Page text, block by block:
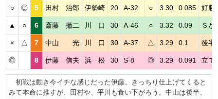
○ ◎ 5 田村 治郎 伊勢崎 20 A-32 ○ 3.30 0.085 好勝
▲ ○ 6 斎藤 撤二 川 口 30 A-46 ○ 3.32 0.09 Ｓが
× △ 7 中山 光 川 口 30 A-37 △ 3.29 0.1 後半
◎ 8 伊藤 信夫 浜 松 30 S-8 ◎ 3.29 0.091 立て
初戦は動き今イチな感じだった伊藤。きっちり仕上げてくると
みて本命に推すが、田村や、平川も食い下がろう。中山は後半、